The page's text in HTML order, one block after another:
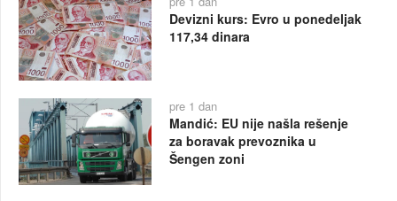
Devizni kurs: Evro u ponedeljak
117,34 dinara
pre 1 dan
Mandić: EU nije našla rešenje
za boravak prevoznika u
Šengen zoni